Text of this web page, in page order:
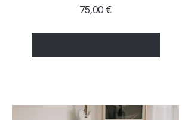
Cijena
75,00 €